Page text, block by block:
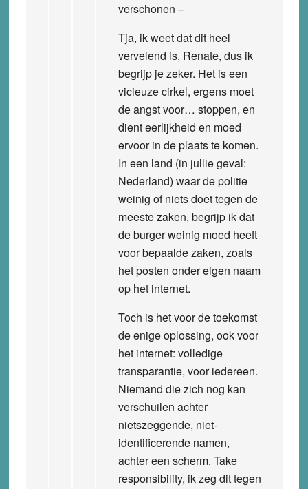
verschonen –
Tja, ik weet dat dit heel
vervelend is, Renate, dus ik
begrijp je zeker. Het is een
vicieuze cirkel, ergens moet
de angst voor… stoppen, en
dient eerlijkheid en moed
ervoor in de plaats te komen.
In een land (in jullie geval:
Nederland) waar de politie
weinig of niets doet tegen de
meeste zaken, begrijp ik dat
de burger weinig moed heeft
voor bepaalde zaken, zoals
het posten onder eigen naam
op het internet.
Toch is het voor de toekomst
de enige oplossing, ook voor
het internet: volledige
transparantie, voor iedereen.
Niemand die zich nog kan
verschuilen achter
nietszeggende, niet-
identificerende namen,
achter een scherm. Take
responsibility, ik zeg dit tegen